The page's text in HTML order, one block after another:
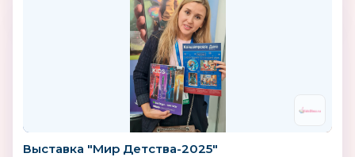
Выставка "Мир Детства-2025"